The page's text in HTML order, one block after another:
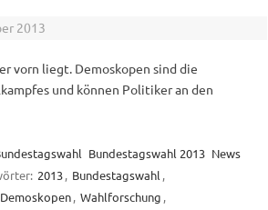
2013
vorn liegt. Demoskopen sind die
und können Politiker an den
Bundestagswahl 2013 News
2013, Bundestagswahl ,
Demoskopen, Wahlforschung ,